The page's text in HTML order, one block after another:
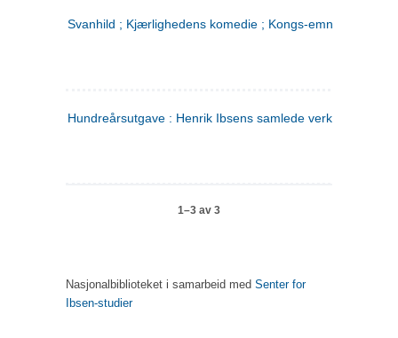
Svanhild ; Kjærlighedens komedie ; Kongs-emnerne
Hundreårsutgave : Henrik Ibsens samlede verker. 4
1–3 av 3
Nasjonalbiblioteket i samarbeid med Senter for
Ibsen-studier